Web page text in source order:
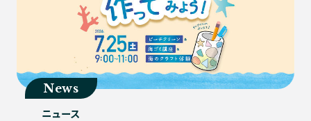
プラスチックゴミ削減
廃棄物ゼロ
環境印刷
GPマーク
ビーチクリーン
かがわ里海大学
微生物
脱プラ 四国
海洋問題
地産地消
News
ニュース